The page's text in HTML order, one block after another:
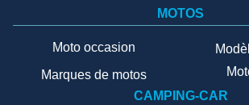
MOTOS
Moto occasion
Marques de motos
CAMPING-CAR